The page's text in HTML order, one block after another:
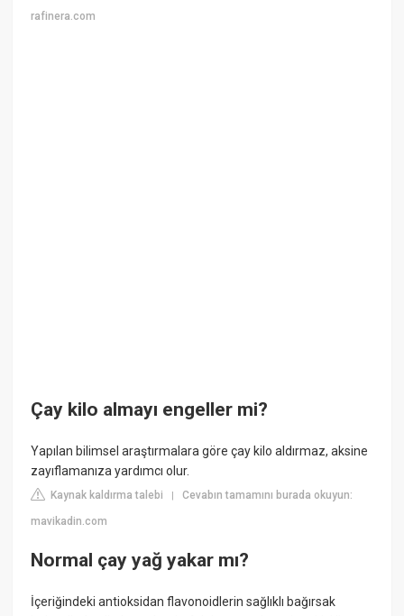
rafinera.com
Çay kilo almayı engeller mi?
Yapılan bilimsel araştırmalara göre çay kilo aldırmaz, aksine
zayıflamanıza yardımcı olur.
Kaynak kaldırma talebi |Cevabın tamamını burada okuyun:
mavikadin.com
Normal çay yağ yakar mı?
İçeriğindeki antioksidan flavonoidlerin sağlıklı bağırsak